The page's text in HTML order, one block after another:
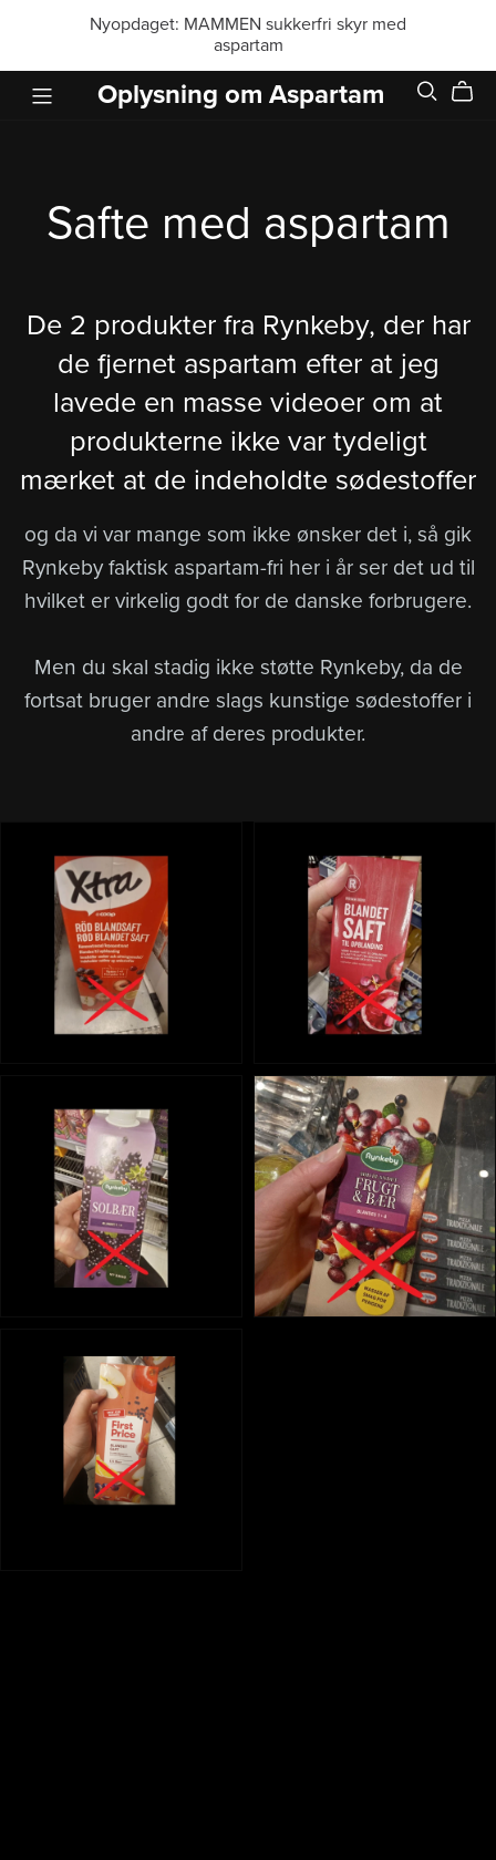
Nyopdaget: MAMMEN sukkerfri skyr med
aspartam
Oplysning om Aspartam
Safte med aspartam
De 2 produkter fra Rynkeby, der har
de fjernet aspartam efter at jeg
lavede en masse videoer om at
produkterne ikke var tydeligt
mærket at de indeholdte sødestoffer
og da vi var mange som ikke ønsker det i, så gik
Rynkeby faktisk aspartam-fri her i år ser det ud til
hvilket er virkelig godt for de danske forbrugere.
Men du skal stadig ikke støtte Rynkeby, da de
fortsat bruger andre slags kunstige sødestoffer i
andre af deres produkter.